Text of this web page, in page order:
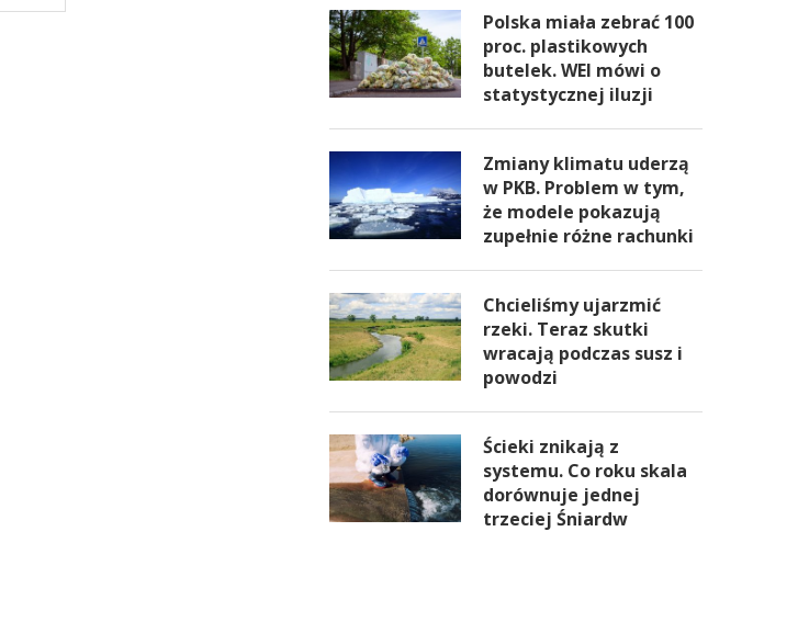
Polska miała zebrać 100
proc. plastikowych
butelek. WEI mówi o
statystycznej iluzji
Zmiany klimatu uderzą
w PKB. Problem w tym,
że modele pokazują
zupełnie różne rachunki
Chcieliśmy ujarzmić
rzeki. Teraz skutki
wracają podczas susz i
powodzi
Ścieki znikają z
systemu. Co roku skala
dorównuje jednej
trzeciej Śniardw